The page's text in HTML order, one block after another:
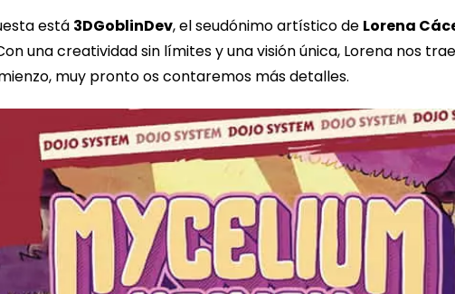
está 3DGoblinDev, el seudónimo artístico de Lorena
una creatividad sin límites y una visión única, Lorena nos
muy pronto os contaremos más detalles.